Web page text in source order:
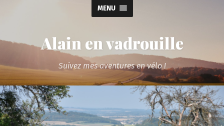
MENU
Alain en vadrouille
Suivez mes aventures en vélo !